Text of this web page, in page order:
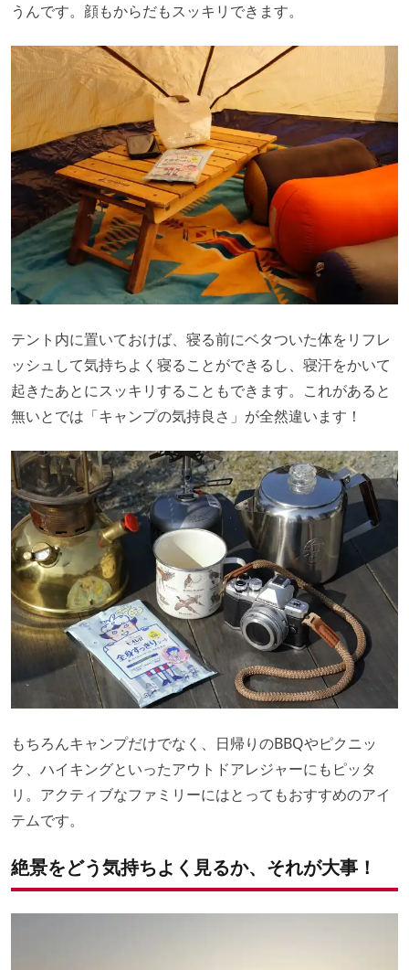
うんです。顔もからだもスッキリできます。
テント内に置いておけば、寝る前にベタついた体をリフレ
ッシュして気持ちよく寝ることができるし、寝汗をかいて
起きたあとにスッキリすることもできます。これがあると
無いとでは「キャンプの気持良さ」が全然違います！
もちろんキャンプだけでなく、日帰りのBBQやピクニッ
ク、ハイキングといったアウトドアレジャーにもピッタ
リ。アクティブなファミリーにはとってもおすすめのアイ
テムです。
絶景をどう気持ちよく見るか、それが大事！